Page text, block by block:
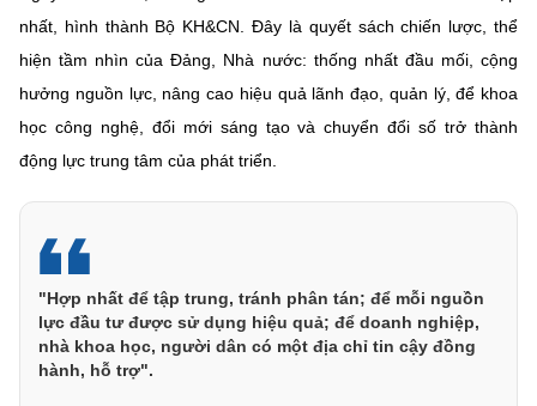
nhất, hình thành Bộ KH&CN. Đây là quyết sách chiến lược, thể
hiện tầm nhìn của Đảng, Nhà nước: thống nhất đầu mối, cộng
hưởng nguồn lực, nâng cao hiệu quả lãnh đạo, quản lý, để khoa
học công nghệ, đổi mới sáng tạo và chuyển đổi số trở thành
động lực trung tâm của phát triển.
"Hợp nhất để tập trung, tránh phân tán; để mỗi nguồn
lực đầu tư được sử dụng hiệu quả; để doanh nghiệp,
nhà khoa học, người dân có một địa chỉ tin cậy đồng
hành, hỗ trợ".